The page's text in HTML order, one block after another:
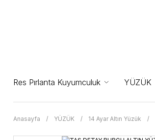
Res Pırlanta Kuyumculuk YÜZÜK
Anasayfa YÜZÜK 14 Ayar Altın Yüzük